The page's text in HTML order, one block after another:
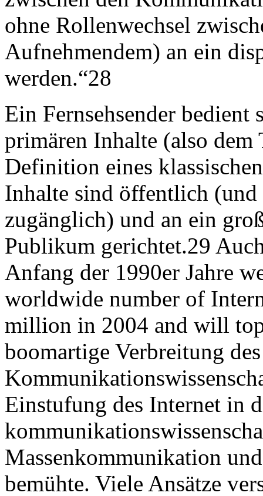
ohne Rollenwechsel
Aufnehmendem) an ein
werden.“28
Ein Fernsehsender
primären Inhalte (also dem
Definition eines
Inhalte sind öffentlich
zugänglich) und an ein
Publikum gerichtet.29
Anfang der 1990er Jahre
worldwide number of
million in 2004 and will
boomartige Verbreitung
Einstufung des Internet in
Massenkommunikation
bemühte. Viele Ansätze